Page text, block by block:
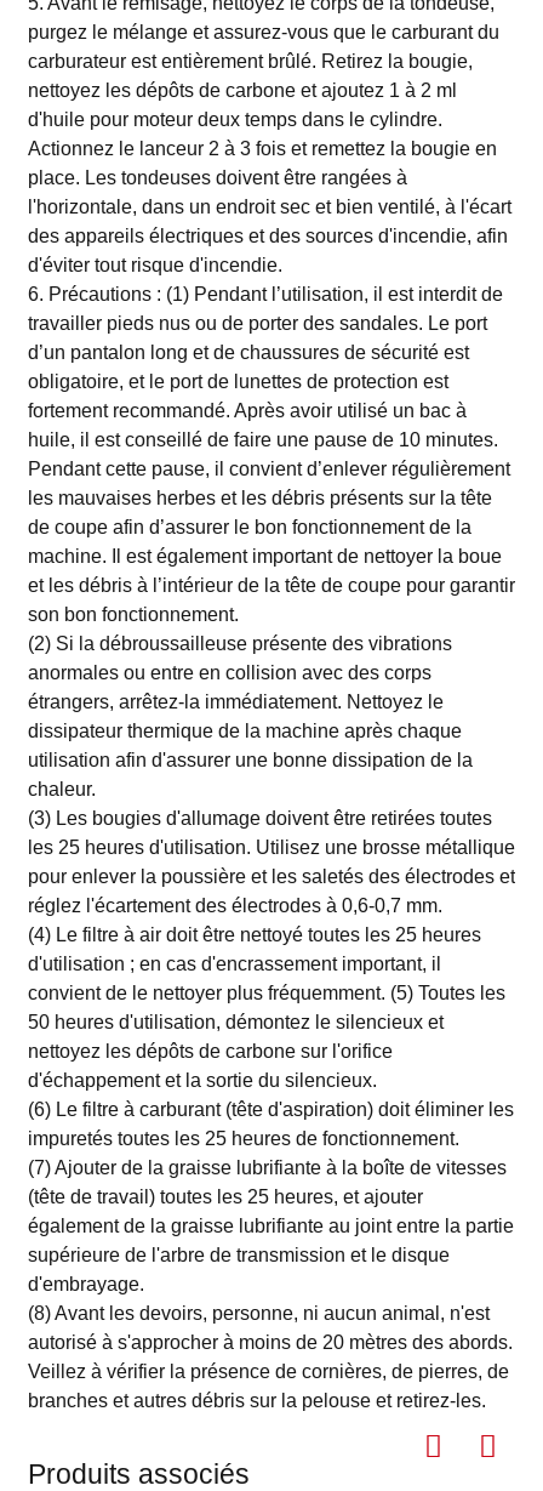
purgez le mélange et assurez-vous que le carburant du
carburateur est entièrement brûlé. Retirez la bougie,
nettoyez les dépôts de carbone et ajoutez 1 à 2 ml
d'huile pour moteur deux temps dans le cylindre.
Actionnez le lanceur 2 à 3 fois et remettez la bougie en
place. Les tondeuses doivent être rangées à
l'horizontale, dans un endroit sec et bien ventilé, à l'écart
des appareils électriques et des sources d'incendie, afin
d'éviter tout risque d'incendie.
6. Précautions : (1) Pendant l’utilisation, il est interdit de
travailler pieds nus ou de porter des sandales. Le port
d’un pantalon long et de chaussures de sécurité est
obligatoire, et le port de lunettes de protection est
fortement recommandé. Après avoir utilisé un bac à
huile, il est conseillé de faire une pause de 10 minutes.
Pendant cette pause, il convient d’enlever régulièrement
les mauvaises herbes et les débris présents sur la tête
de coupe afin d’assurer le bon fonctionnement de la
machine. Il est également important de nettoyer la boue
et les débris à l’intérieur de la tête de coupe pour garantir
son bon fonctionnement.
(2) Si la débroussailleuse présente des vibrations
anormales ou entre en collision avec des corps
étrangers, arrêtez-la immédiatement. Nettoyez le
dissipateur thermique de la machine après chaque
utilisation afin d'assurer une bonne dissipation de la
chaleur.
(3) Les bougies d'allumage doivent être retirées toutes
les 25 heures d'utilisation. Utilisez une brosse métallique
pour enlever la poussière et les saletés des électrodes et
réglez l'écartement des électrodes à 0,6-0,7 mm.
(4) Le filtre à air doit être nettoyé toutes les 25 heures
d'utilisation ; en cas d'encrassement important, il
convient de le nettoyer plus fréquemment. (5) Toutes les
50 heures d'utilisation, démontez le silencieux et
nettoyez les dépôts de carbone sur l'orifice
d'échappement et la sortie du silencieux.
(6) Le filtre à carburant (tête d'aspiration) doit éliminer les
impuretés toutes les 25 heures de fonctionnement.
(7) Ajouter de la graisse lubrifiante à la boîte de vitesses
(tête de travail) toutes les 25 heures, et ajouter
également de la graisse lubrifiante au joint entre la partie
supérieure de l'arbre de transmission et le disque
d'embrayage.
(8) Avant les devoirs, personne, ni aucun animal, n'est
autorisé à s'approcher à moins de 20 mètres des abords.
Veillez à vérifier la présence de cornières, de pierres, de
branches et autres débris sur la pelouse et retirez-les.
Produits associés